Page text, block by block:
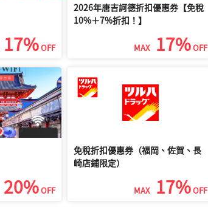
租車
本租車)」透過官方網站預訂最划算。點擊下方按鈕在
有 10% 折扣。 優惠碼「qB0vCxcCoV」 會自動輸入到
以直接享受折扣。
輸入優惠券代碼, 直接享受折扣
17%OFF
2026年唐吉訶德折扣優惠券【免稅
10%＋7%折扣！】
MAX 17%OFF
20%OFF
免稅折扣優惠券（福岡、佐賀、長
崎店鋪限定）
MAX 17%OFF